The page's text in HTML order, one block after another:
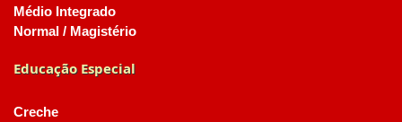
Médio Integrado
Normal / Magistério
Educação Especial
Creche